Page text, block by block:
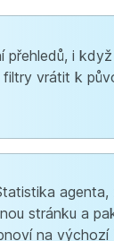
přehledů, i
vrátit k
stránku a
na